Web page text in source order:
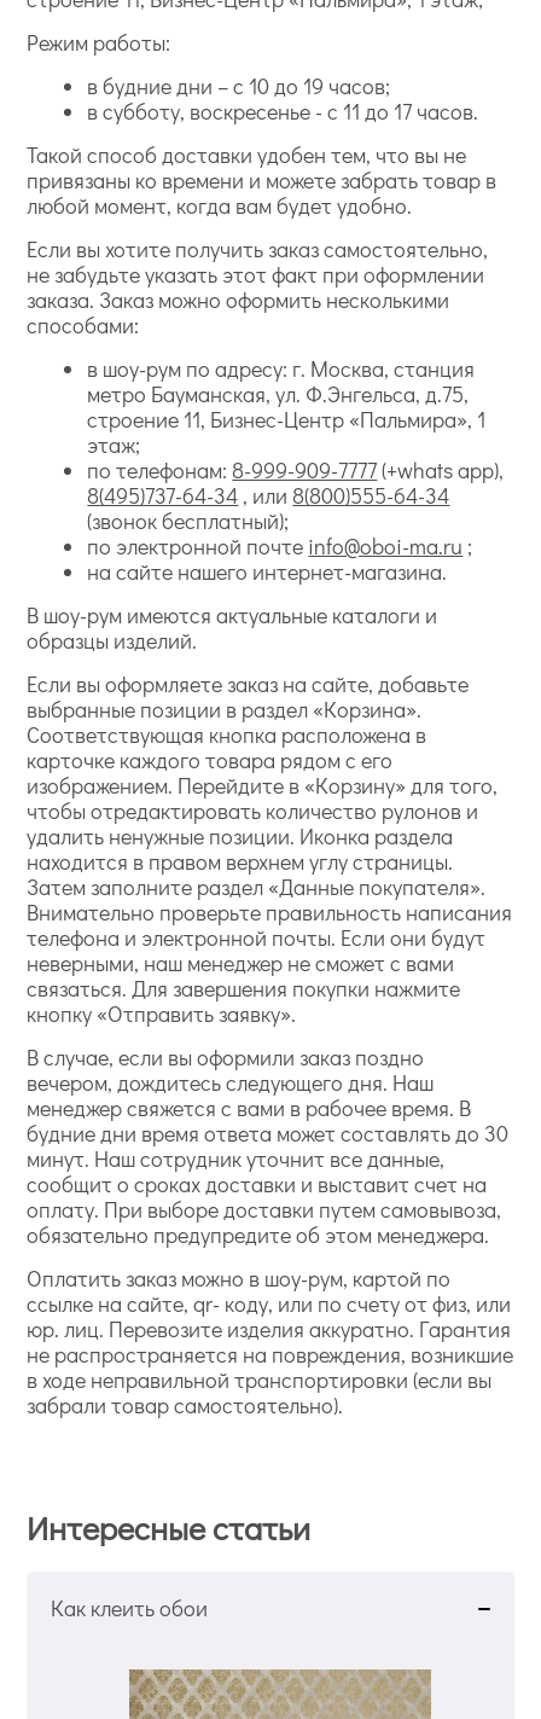
Режим работы:
в будние дни – с 10 до 19 часов;
в субботу, воскресенье - с 11 до 17 часов.
Такой способ доставки удобен тем, что вы не
привязаны ко времени и можете забрать товар в
любой момент, когда вам будет удобно.
Если вы хотите получить заказ самостоятельно,
не забудьте указать этот факт при оформлении
заказа. Заказ можно оформить несколькими
способами:
в шоу-рум по адресу: г. Москва, станция
метро Бауманская, ул. Ф.Энгельса, д.75,
строение 11, Бизнес-Центр «Пальмира», 1
этаж;
по телефонам: 8-999-909-7777(+whats app),
8(495)737-64-34 , или 8(800)555-64-34
(звонок бесплатный);
по электронной почте info@oboi-ma.ru ;
на сайте нашего интернет-магазина.
В шоу-рум имеются актуальные каталоги и
образцы изделий.
Если вы оформляете заказ на сайте, добавьте
выбранные позиции в раздел «Корзина».
Соответствующая кнопка расположена в
карточке каждого товара рядом с его
изображением. Перейдите в «Корзину» для того,
чтобы отредактировать количество рулонов и
удалить ненужные позиции. Иконка раздела
находится в правом верхнем углу страницы.
Затем заполните раздел «Данные покупателя».
Внимательно проверьте правильность написания
телефона и электронной почты. Если они будут
неверными, наш менеджер не сможет с вами
связаться. Для завершения покупки нажмите
кнопку «Отправить заявку».
В случае, если вы оформили заказ поздно
вечером, дождитесь следующего дня. Наш
менеджер свяжется с вами в рабочее время. В
будние дни время ответа может составлять до 30
минут. Наш сотрудник уточнит все данные,
сообщит о сроках доставки и выставит счет на
оплату. При выборе доставки путем самовывоза,
обязательно предупредите об этом менеджера.
Оплатить заказ можно в шоу-рум, картой по
ссылке на сайте, qr- коду, или по счету от физ, или
юр. лиц. Перевозите изделия аккуратно. Гарантия
не распространяется на повреждения, возникшие
в ходе неправильной транспортировки (если вы
забрали товар самостоятельно).
Интересные статьи
Как клеить обои